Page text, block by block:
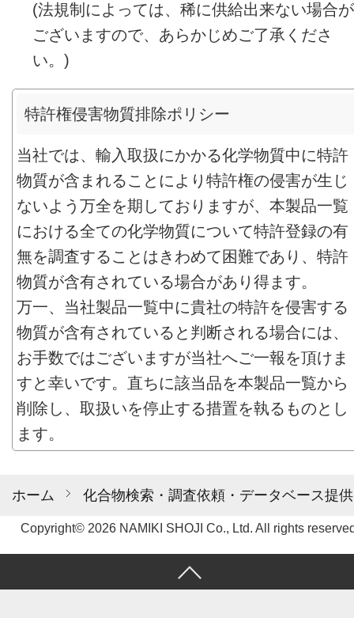
ホーム 化合物検索・調査依頼・データベース提供
(法規制によっては、稀に供給出来ない場合が
ございますので、あらかじめご了承くださ
い。)
特許権侵害物質排除ポリシー
当社では、輸入取扱にかかる化学物質中に特許
物質が含まれることにより特許権の侵害が生じ
ないよう万全を期しておりますが、本製品一覧
における全ての化学物質について特許登録の有
無を調査することはきわめて困難であり、特許
物質が含有されている場合があり得ます。
万一、当社製品一覧中に貴社の特許を侵害する
物質が含有されていると判断される場合には、
お手数ではございますが当社へご一報を頂けま
すと幸いです。直ちに該当品を本製品一覧から
削除し、取扱いを停止する措置を執るものとし
ます。
Copyright© 2026 NAMIKI SHOJI Co., Ltd. All rights